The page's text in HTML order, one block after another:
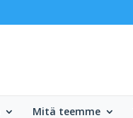
Mitä teemme